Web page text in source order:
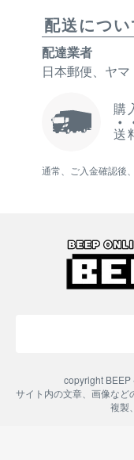
配送につい
配達業者
日本郵便、ヤ
購
送
通常、ご入金確認後
特定商取引法に基
copyright BEEP
サイト内の文章、画像など
複製